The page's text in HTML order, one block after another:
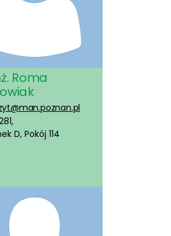
Roma
D, Pokój 114